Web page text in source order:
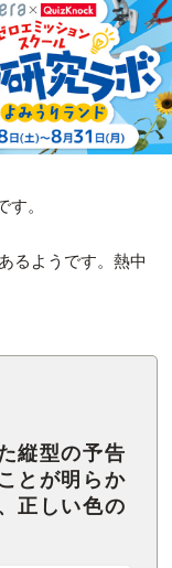
。
るようです。熱中
縦型の予告
とが明らか
正しい色の